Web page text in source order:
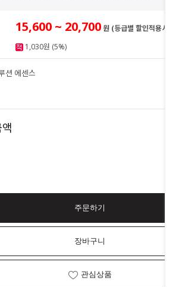
15,600 ~ 20,700원 (등급별 할인적용시)
1,030원 (5%)
션 에센스
주문하기
장바구니
관심상품